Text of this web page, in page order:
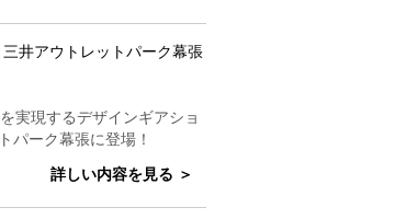
実現するデザインギアショ
パーク幕張に登場！
詳しい内容を見る ＞